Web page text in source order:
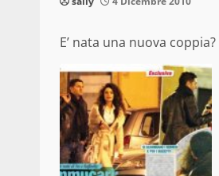
E’ nata una nuova coppia?